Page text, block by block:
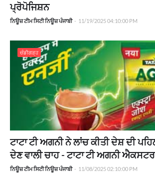
ਪ੍ਰੋਪੋਜਿਸ਼ਨ
ਨਿਊਜ਼ ਟੀਮ ਸਿਟੀ ਨਿਊਜ਼ ਪੰਜਾਬੀ - 11/19/2025 04:10:00 PM
ਚੰਡੀਗੜ੍ਹ
ਟਾਟਾ ਟੀ ਅਗਨੀ ਨੇ ਲਾਂਚ ਕੀਤੀ ਦੇਸ਼ ਦੀ
ਦੇਣ ਵਾਲੀ ਚਾਹ - ਟਾਟਾ ਟੀ ਅਗਨੀ
ਨਿਊਜ਼ ਟੀਮ ਸਿਟੀ ਨਿਊਜ਼ ਪੰਜਾਬੀ - 11/08/2025 02:10:00 PM